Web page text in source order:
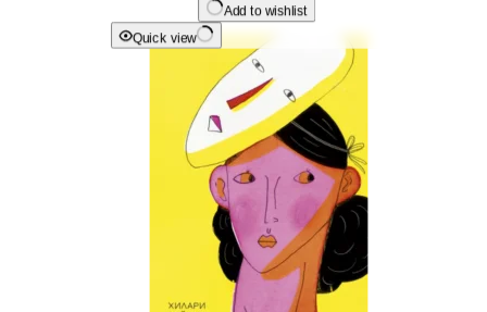
Add to wishlist
Quick view